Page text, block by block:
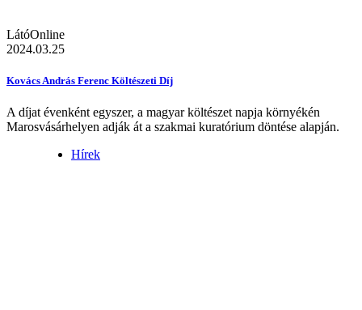
LátóOnline
2024.03.25
Kovács András Ferenc Költészeti Díj
A díjat évenként egyszer, a magyar költészet napja környékén
Marosvásárhelyen adják át a szakmai kuratórium döntése alapján.
Hírek